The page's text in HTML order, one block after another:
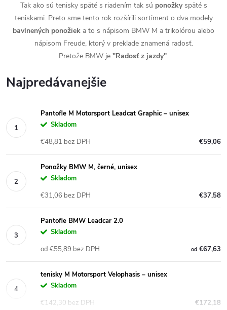
Tak ako sú tenisky späté s riadením tak sú ponožkyspäté s
teniskami. Preto sme tento rok rozšírili sortiment o dva modely
bavlnených ponožiek a to s nápisom BMW M a trikolórou alebo
nápisom Freude, ktorý v preklade znamená radosť.
Pretože BMW je "Radosť z jazdy".
Najpredávanejšie
Pantofle M Motorsport Leadcat Graphic – unisex
Skladom
€59,06
€48,81 bez DPH
Ponožky BMW M, černé, unisex
Skladom
€37,58
€31,06 bez DPH
Pantofle BMW Leadcar 2.0
Skladom
od€67,63
od €55,89 bez DPH
tenisky M Motorsport Velophasis – unisex
Skladom
€172,18
€142,30 bez DPH